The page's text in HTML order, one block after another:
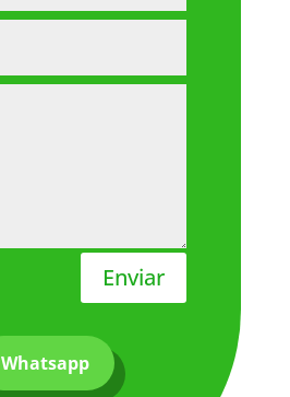
Enviar
Whatsapp